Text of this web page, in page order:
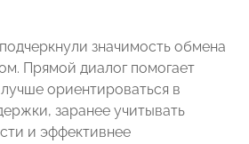
значимость обмена
Прямой диалог помогает
ориентироваться в
заранее учитывать
и эффективнее